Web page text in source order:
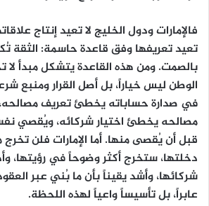
فالإمارات ودول الخليج لا تعيد إنتاج
تعيد تعريفها وفق قاعدة حاسمة: الثقة
بالصمت. ومن هذه القاعدة يتشكل مبدأ لا
الوطن ليس خياراً، بل أصل القرار ومنبع
في صدارة حساباته يخطئ تعريف
مصالحه يخطئ اختيار شركائه، ويُقصي
قبل أن يُقصى منها. أما الإمارات فلن تخرج
دخلتها، ستخرج أكثر وضوحاً في رؤيتها،
شركائها، وأشد يقيناً بأن ما بُني عبر
عابراً، بل تأسيساً واعياً لهذه اللحظة.